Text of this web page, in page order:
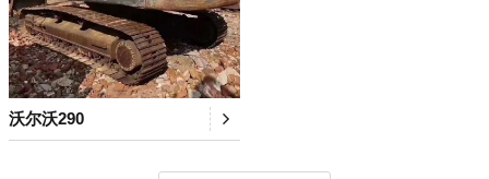
沃尔沃290